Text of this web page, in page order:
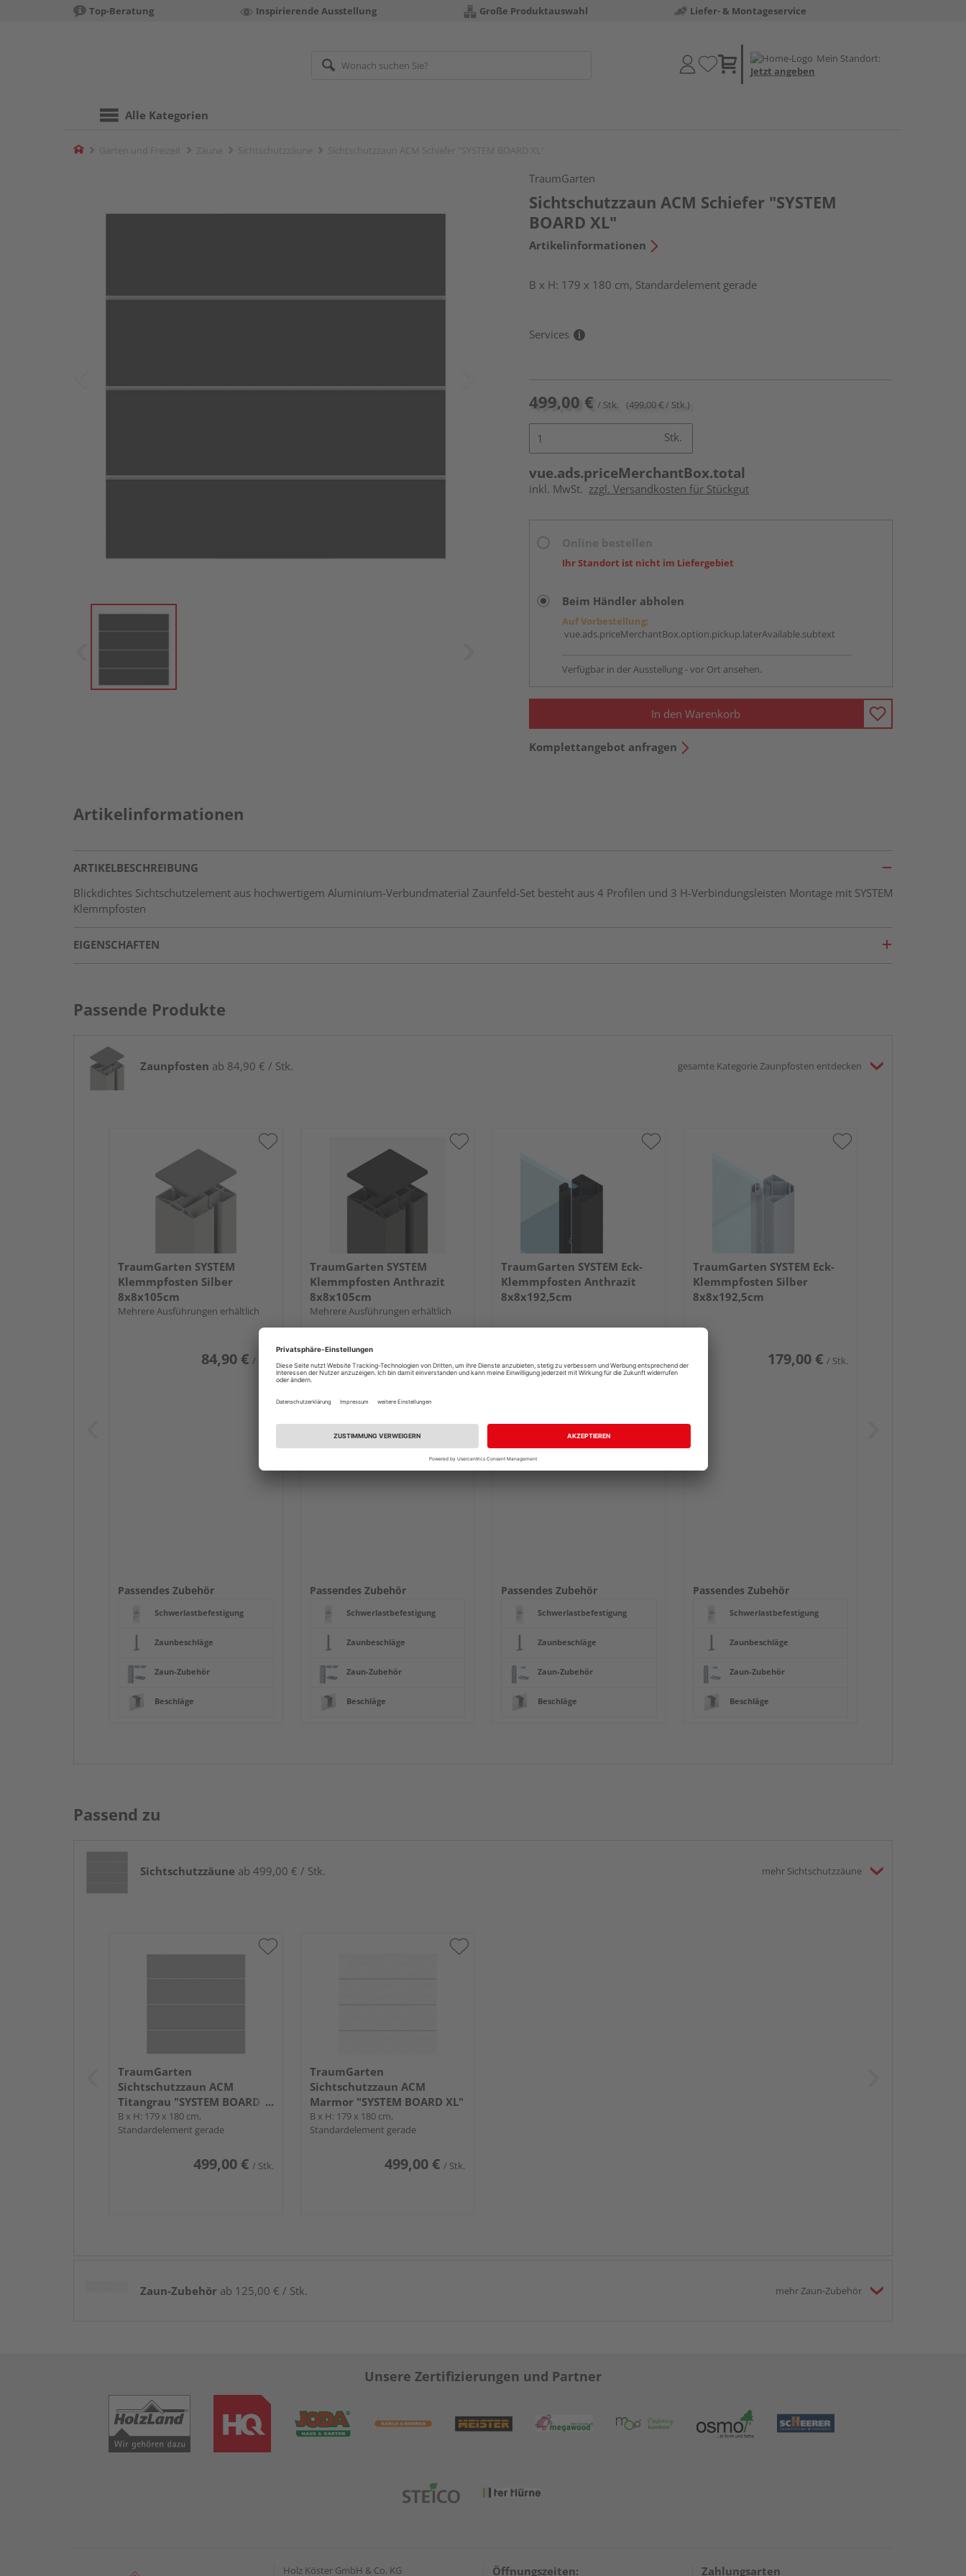
Top-Beratung Inspirierende Ausstellung Große Produktauswahl Liefer- & Montageservice
Mein Standort:
Jetzt angeben
Alle Kategorien
Home
TraumGarten
Sichtschutzzaun ACM Schiefer "SYSTEM
BOARD XL"
Artikelinformationen
B x H: 179 x 180 cm, Standardelement gerade
Services
499,00 € / Stk. (499,00 € / Stk.)
Stk.
vue.ads.priceMerchantBox.total
inkl. MwSt. zzgl. Versandkosten für Stückgut
Ihr Standort ist nicht im Liefergebiet
Beim Händler abholen
Auf Vorbestellung:
vue.ads.priceMerchantBox.option.pickup.laterAvailable.subtext
Verfügbar in der Ausstellung - vor Ort ansehen.
In den Warenkorb
Komplettangebot anfragen
Artikelinformationen
ARTIKELBESCHREIBUNG
Blickdichtes Sichtschutzelement aus hochwertigem Aluminium-Verbundmaterial Zaunfeld-Set besteht aus 4 Profilen und 3 H-Verbindungsleisten Montage mit SYSTEM
Klemmpfosten
EIGENSCHAFTEN
Passende Produkte
Zaunpfosten ab 84,90 € / Stk. gesamte Kategorie Zaunpfosten entdecken
TraumGarten SYSTEM
Klemmpfosten Silber
8x8x105cm
Mehrere Ausführungen erhältlich
84,90 € / Stk.
Passendes Zubehör
Schwerlastbefestigung
Zaunbeschläge
Zaun-Zubehör
Beschläge
TraumGarten SYSTEM
Klemmpfosten Anthrazit
8x8x105cm
Mehrere Ausführungen erhältlich
84,90 € / Stk.
Passendes Zubehör
Schwerlastbefestigung
Zaunbeschläge
Zaun-Zubehör
Beschläge
TraumGarten SYSTEM Eck-
Klemmpfosten Anthrazit
8x8x192,5cm
179,00 € / Stk.
Passendes Zubehör
Schwerlastbefestigung
Zaunbeschläge
Zaun-Zubehör
Beschläge
TraumGarten SYSTEM Eck-
Klemmpfosten Silber
8x8x192,5cm
179,00 € / Stk.
Passendes Zubehör
Schwerlastbefestigung
Zaunbeschläge
Zaun-Zubehör
Beschläge
Passend zu
Sichtschutzzäune ab 499,00 € / Stk. mehr Sichtschutzzäune
TraumGarten
Sichtschutzzaun ACM
Titangrau "SYSTEM BOARD
XL"
B x H: 179 x 180 cm,
Standardelement gerade
499,00 € / Stk.
TraumGarten
Sichtschutzzaun ACM
Marmor "SYSTEM BOARD XL"
B x H: 179 x 180 cm,
Standardelement gerade
499,00 € / Stk.
Zaun-Zubehör ab 125,00 € / Stk. mehr Zaun-Zubehör
Unsere Zertifizierungen und Partner
Holz Köster GmbH & Co. KG Öffnungszeiten: Zahlungsarten